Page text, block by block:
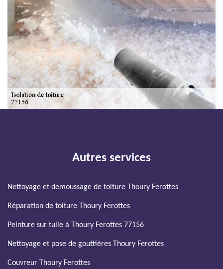
Autres services
Nettoyage et demoussage de toiture Thoury Ferottes
Réparation de toiture Thoury Ferottes
Peinture sur tuile à Thoury Ferottes 77156
Nettoyage et pose de gouttières Thoury Ferottes
Couvreur Thoury Ferottes